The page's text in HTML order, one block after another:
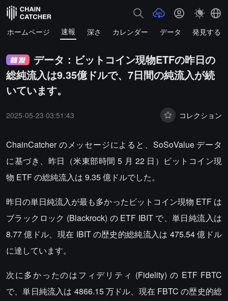
ホームページ 速報 深さ カレンダー データ 発見する
データ：ビットコイン現物ETFの昨日の
総純流入は9.35億ドルで、7日間の純流入が続
いています。
2025-05-23 03:51:43 コレクション
ChainCatcher のメッセージによると、SoSoValue データ
に基づき、昨日（米東部時間 5 月 22 日）ビットコイン現
物 ETF の総純流入は 9.35 億ドルでした。
昨日の単日純流入が最も多かったビットコイン現物 ETF は
ブラックロック (Blackrock) の ETF IBIT で、単日純流入は
8.77 億ドル、現在 IBIT の歴史的総純流入は 475.54 億ドル
に達しています。
次に多かったのはフィデリティ (Fidelity) の ETF FBTC
で、単日純流入は 4866.15 万ドル、現在 FBTC の歴史的総